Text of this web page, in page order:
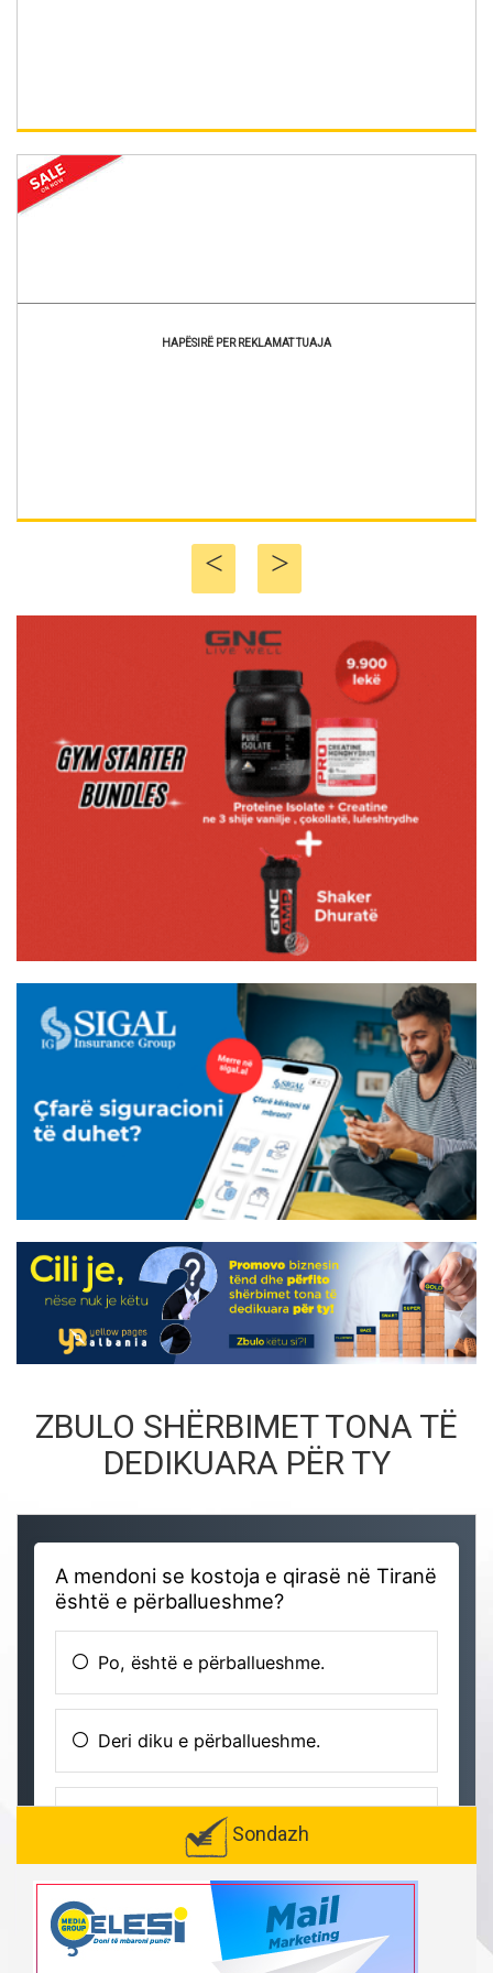
HAPËSIRË PER REKLAMAT TUAJA
ZBULO SHËRBIMET TONA TË
DEDIKUARA PËR TY
Sondazh